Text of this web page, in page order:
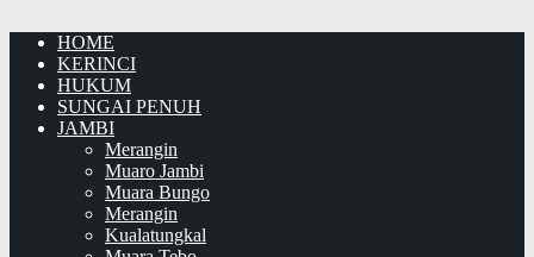
HOME
KERINCI
HUKUM
SUNGAI PENUH
JAMBI
Merangin
Muaro Jambi
Muara Bungo
Merangin
Kualatungkal